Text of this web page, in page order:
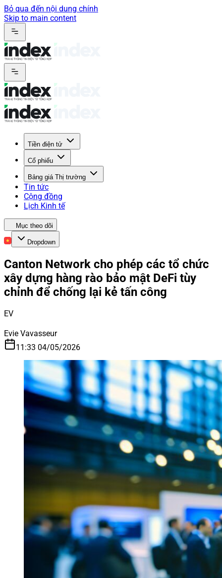
Bỏ qua đến nội dung chính
Skip to main content
Tiền điện tử
Cổ phiếu
Bảng giá Thị trường
Tin tức
Cộng đồng
Lịch Kinh tế
Mục theo dõi
Dropdown
Canton Network cho phép các tổ chức
xây dựng hàng rào bảo mật DeFi tùy
chỉnh để chống lại kẻ tấn công
EV
Evie Vavasseur
11:33 04/05/2026